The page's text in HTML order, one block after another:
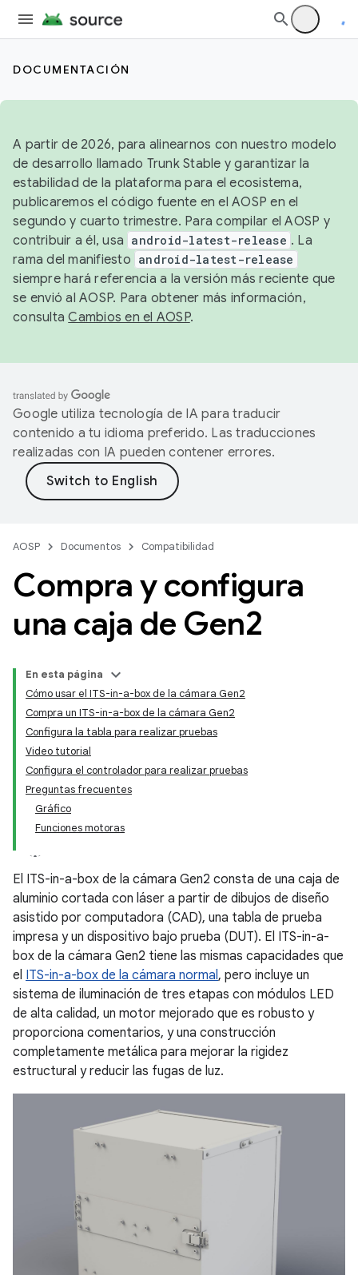
DOCUMENTACIÓN
A partir de 2026, para alinearnos con nuestro modelo
de desarrollo llamado Trunk Stable y garantizar la
estabilidad de la plataforma para el ecosistema,
publicaremos el código fuente en el AOSP en el
segundo y cuarto trimestre. Para compilar el AOSP y
contribuir a él, usa android-latest-release . La
rama del manifiesto android-latest-release
siempre hará referencia a la versión más reciente que
se envió al AOSP. Para obtener más información,
consultaCambios en el AOSP.
Google utiliza tecnología de IA para traducir
contenido a tu idioma preferido. Las traducciones
realizadas con IA pueden contener errores.
AOSP Documentos Compatibilidad
Compra y configura
una caja de Gen2
En esta página
Cómo usar el ITS-in-a-box de la cámara Gen2
Compra un ITS-in-a-box de la cámara Gen2
Configura la tabla para realizar pruebas
Video tutorial
Configura el controlador para realizar pruebas
Preguntas frecuentes
Gráfico
Funciones motoras
El ITS-in-a-box de la cámara Gen2 consta de una caja de
aluminio cortada con láser a partir de dibujos de diseño
asistido por computadora (CAD), una tabla de prueba
impresa y un dispositivo bajo prueba (DUT). El ITS-in-a-
box de la cámara Gen2 tiene las mismas capacidades que
el ITS-in-a-box de la cámara normal, pero incluye un
sistema de iluminación de tres etapas con módulos LED
de alta calidad, un motor mejorado que es robusto y
proporciona comentarios, y una construcción
completamente metálica para mejorar la rigidez
estructural y reducir las fugas de luz.